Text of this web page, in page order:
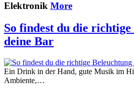
Elektronik More
So findest du die
deine Bar
Ein Drink in der Hand, gute Musik im
Ambiente,…